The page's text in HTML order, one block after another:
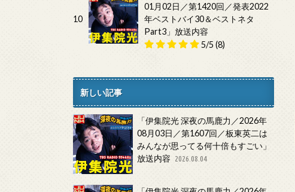
10
01月02日／第1420回／発表2022
年ベストバイ30＆ベストネタ
Part3」放送内容
5/5 (8)
新しい記事
「伊集院光 深夜の馬鹿力／2026年
08月03日／第1607回／板東英二は
みんなが思ってる何十倍もすごい」
放送内容
2026.08.04